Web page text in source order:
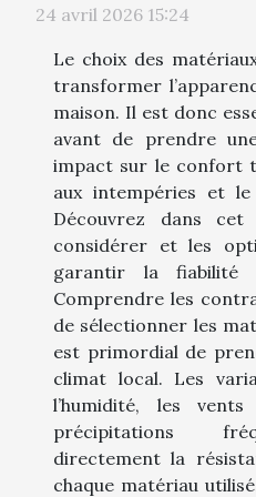
24 avril 2026 15:24
Le choix des
transformer
maison. Il est donc
avant de prendre
impact sur le confort
aux intempéries et
Découvrez dans
considérer et les
garantir la fiabilité
Comprendre les
de sélectionner les
est primordial de
climat local. Les
l’humidité, les
précipitations
directement la
chaque matériau